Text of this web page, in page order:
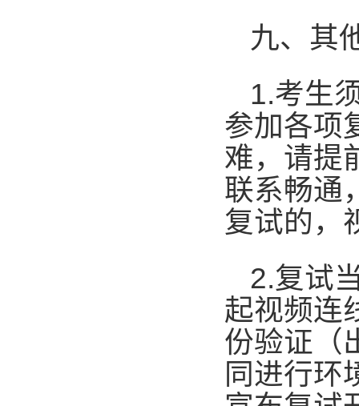
九、其
1.考生
参加各项
难，请提
联系畅通
复试的，
2.复试
起视频连
份验证（
同进行环